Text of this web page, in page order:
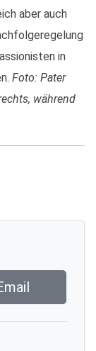
aber auch
in
Foto: Pater
während